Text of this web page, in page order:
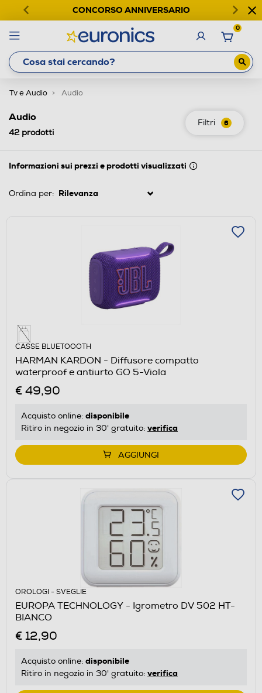
CONCORSO ANNIVERSARIO
0
Tv e Audio Audio
Filtri 6
Audio
42prodotti
Informazioni sui prezzi e prodotti visualizzati
Ordina per:
CASSE BLUETOOOTH
HARMAN KARDON - Diffusore compatto
waterproof e antiurto GO 5-Viola
€ 49,90
Acquisto online: disponibile
Ritiro in negozio in 30' gratuito: verifica
AGGIUNGI
OROLOGI - SVEGLIE
EUROPA TECHNOLOGY - Igrometro DV 502 HT-
BIANCO
€ 12,90
Acquisto online: disponibile
Ritiro in negozio in 30' gratuito: verifica